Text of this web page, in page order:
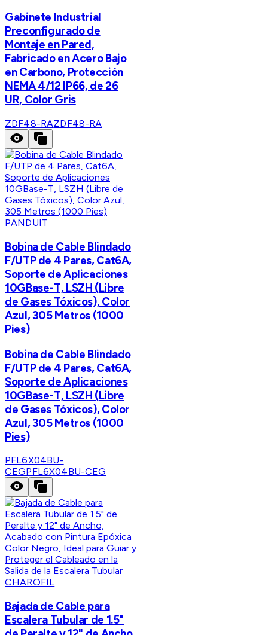
Gabinete Industrial
Preconfigurado de
Montaje en Pared,
Fabricado en Acero Bajo
en Carbono, Protección
NEMA 4/12 IP66, de 26
UR, Color Gris
ZDF48-RAZDF48-RA
PANDUIT
Bobina de Cable Blindado
F/UTP de 4 Pares, Cat6A,
Soporte de Aplicaciones
10GBase-T, LSZH (Libre
de Gases Tóxicos), Color
Azul, 305 Metros (1000
Pies)
Bobina de Cable Blindado
F/UTP de 4 Pares, Cat6A,
Soporte de Aplicaciones
10GBase-T, LSZH (Libre
de Gases Tóxicos), Color
Azul, 305 Metros (1000
Pies)
PFL6X04BU-
CEGPFL6X04BU-CEG
CHAROFIL
Bajada de Cable para
Escalera Tubular de 1.5"